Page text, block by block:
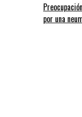
por una